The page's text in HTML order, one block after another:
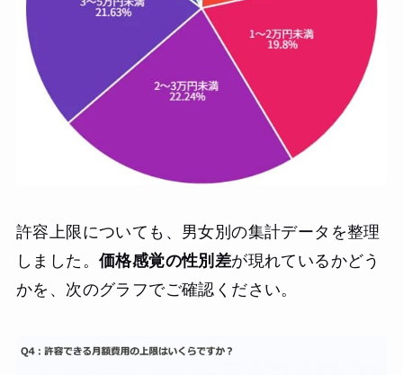
許容上限についても、男女別の集計データを整理
しました。 価格感覚の性別差が現れているかどう
かを、次のグラフでご確認ください。